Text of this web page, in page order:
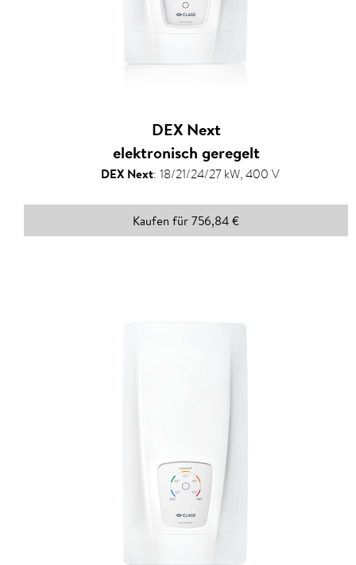
DEX Next
elektronisch geregelt
DEX Next: 18/21/24/27 kW, 400 V
Kaufen für 756,84 €